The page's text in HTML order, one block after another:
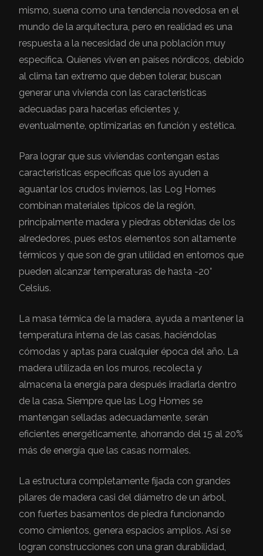
mismo, suena como una tendencia novedosa en el
mundo de la arquitectura, pero en realidad es una
respuesta a la necesidad de una población muy
específica. Quienes viven en países nórdicos, debido
al clima tan extremo que deben tolerar, buscan
generar una vivienda con las características
adecuadas para hacerlas eficientes y,
eventualmente, optimizarlas en función y estética.
Para lograr que sus viviendas contengan estas
características específicas que los ayuden a
aguantar los crudos inviernos, las Log Homes
combinan materiales típicos de la región,
principalmente madera y piedras obtenidas de los
alrededores, pues estos elementos son altamente
térmicos y que son de gran utilidad en entornos que
pueden alcanzar temperaturas de hasta -20°
Celsius.
La masa térmica de la madera, ayuda a mantener la
temperatura interna de las casas, haciéndolas
cómodas y aptas para cualquier época del año. La
madera utilizada en los muros, recolecta y
almacena la energía para después irradiarla dentro
de la casa. Siempre que las Log Homes se
mantengan selladas adecuadamente, serán
eficientes energéticamente, ahorrando del 15 al 20%
más de energía que las casas normales.
La estructura completamente fijada con grandes
pilares de madera casi del diámetro de un árbol,
con fuertes basamentos de piedra funcionando
como cimientos, genera espacios amplios. Así se
logran construcciones con una gran durabilidad,